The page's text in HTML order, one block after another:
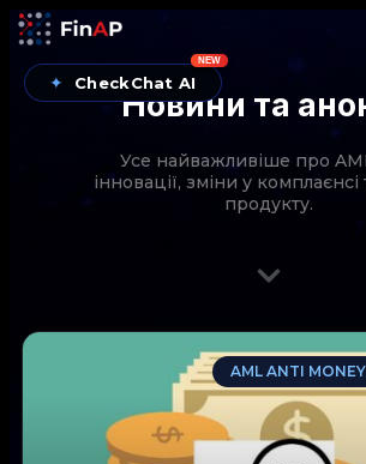
✦ CheckChat AI
NEW
Новини та
Усе найважливіше про
інновації, зміни у комплаєнсі
продукту.
AML ANTI